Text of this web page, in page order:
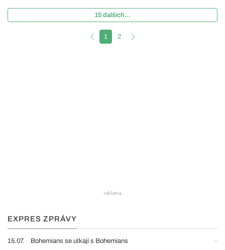
15 dalších...
1 2
EXPRES ZPRÁVY
15.07. Bohemians se utkají s Bohemians